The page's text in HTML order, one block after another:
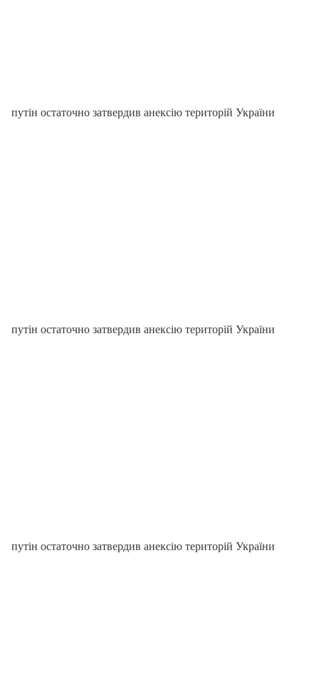
путін остаточно затвердив анексію територій України
путін остаточно затвердив анексію територій України
путін остаточно затвердив анексію територій України